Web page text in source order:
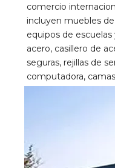
comercio
incluyen muebles
equipos de
acero, casillero de
seguras, rejillas de
computadora,